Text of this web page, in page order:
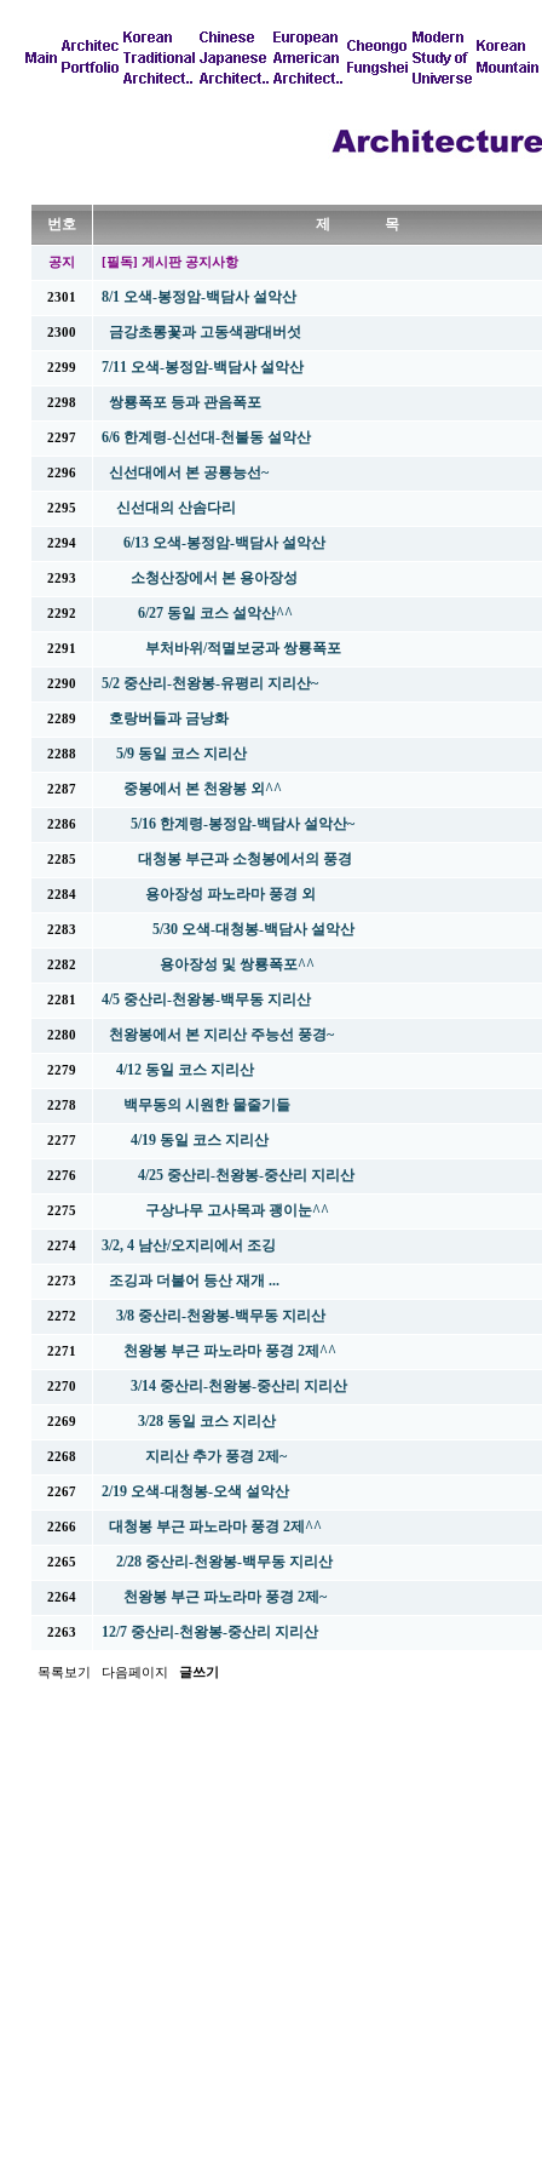
번호 제 목
공지 [필독] 게시판 공지사항
2301 8/1 오색-봉정암-백담사 설악산
2300 금강초롱꽃과 고동색광대버섯
2299 7/11 오색-봉정암-백담사 설악산
2298 쌍룡폭포 등과 관음폭포
2297 6/6 한계령-신선대-천불동 설악산
2296 신선대에서 본 공룡능선~
2295 신선대의 산솜다리
2294 6/13 오색-봉정암-백담사 설악산
2293 소청산장에서 본 용아장성
2292 6/27 동일 코스 설악산^^
2291 부처바위/적멸보궁과 쌍룡폭포
2290 5/2 중산리-천왕봉-유평리 지리산~
2289 호랑버들과 금낭화
2288 5/9 동일 코스 지리산
2287 중봉에서 본 천왕봉 외^^
2286 5/16 한계령-봉정암-백담사 설악산~
2285 대청봉 부근과 소청봉에서의 풍경
2284 용아장성 파노라마 풍경 외
2283 5/30 오색-대청봉-백담사 설악산
2282 용아장성 및 쌍룡폭포^^
2281 4/5 중산리-천왕봉-백무동 지리산
2280 천왕봉에서 본 지리산 주능선 풍경~
2279 4/12 동일 코스 지리산
2278 백무동의 시원한 물줄기들
2277 4/19 동일 코스 지리산
2276 4/25 중산리-천왕봉-중산리 지리산
2275 구상나무 고사목과 괭이눈^^
2274 3/2, 4 남산/오지리에서 조깅
2273 조깅과 더불어 등산 재개 ...
2272 3/8 중산리-천왕봉-백무동 지리산
2271 천왕봉 부근 파노라마 풍경 2제^^
2270 3/14 중산리-천왕봉-중산리 지리산
2269 3/28 동일 코스 지리산
2268 지리산 추가 풍경 2제~
2267 2/19 오색-대청봉-오색 설악산
2266 대청봉 부근 파노라마 풍경 2제^^
2265 2/28 중산리-천왕봉-백무동 지리산
2264 천왕봉 부근 파노라마 풍경 2제~
2263 12/7 중산리-천왕봉-중산리 지리산
목록보기 다음페이지 글쓰기